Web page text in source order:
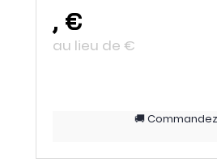
, €
au lieu de €
Commandez